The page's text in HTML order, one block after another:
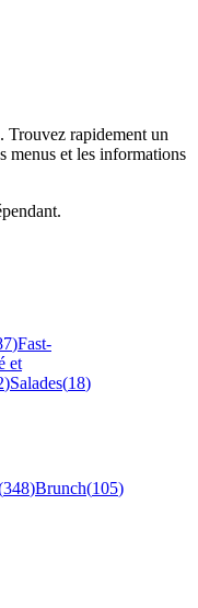
Trouvez rapidement un
menus et les informations
)Fast-
et
)Salades(18)
348)Brunch(105)